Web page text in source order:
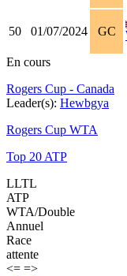
50 01/07/2024 GC
En cours
Rogers Cup - Canada
Leader(s): Hewbgya
Rogers Cup WTA
Top 20 ATP
LLTL
ATP
WTA/Double
Annuel
Race
attente
<= =>